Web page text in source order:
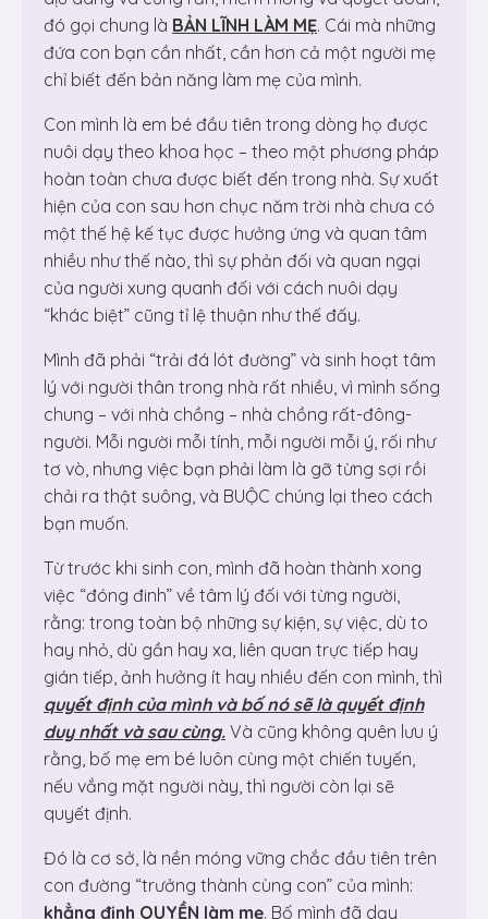
đó gọi chung là BẢN LĨNH LÀM MẸ. Cái mà những
đứa con bạn cần nhất, cần hơn cả một người mẹ
chỉ biết đến bản năng làm mẹ của mình.
Con mình là em bé đầu tiên trong dòng họ được
nuôi dạy theo khoa học – theo một phương pháp
hoàn toàn chưa được biết đến trong nhà. Sự xuất
hiện của con sau hơn chục năm trời nhà chưa có
một thế hệ kế tục được hưởng ứng và quan tâm
nhiều như thế nào, thì sự phản đối và quan ngại
của người xung quanh đối với cách nuôi dạy
“khác biệt” cũng tỉ lệ thuận như thế đấy.
Mình đã phải “trải đá lót đường” và sinh hoạt tâm
lý với người thân trong nhà rất nhiều, vì mình sống
chung – với nhà chồng – nhà chồng rất-đông-
người. Mỗi người mỗi tính, mỗi người mỗi ý, rối như
tơ vò, nhưng việc bạn phải làm là gỡ từng sợi rồi
chải ra thật suông, và BUỘC chúng lại theo cách
bạn muốn.
Từ trước khi sinh con, mình đã hoàn thành xong
việc “đóng đinh” về tâm lý đối với từng người,
rằng: trong toàn bộ những sự kiện, sự việc, dù to
hay nhỏ, dù gần hay xa, liên quan trực tiếp hay
gián tiếp, ảnh hưởng ít hay nhiều đến con mình, thì
quyết định của mình và bố nó sẽ là quyết định
duy nhất và sau cùng. Và cũng không quên lưu ý
rằng, bố mẹ em bé luôn cùng một chiến tuyến,
nếu vắng mặt người này, thì người còn lại sẽ
quyết định.
Đó là cơ sở, là nền móng vững chắc đầu tiên trên
con đường “trưởng thành cùng con” của mình:
khẳng định QUYỀN làm mẹ. Bố mình đã dạy